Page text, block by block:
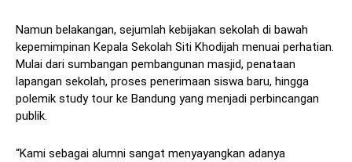
Namun belakangan, sejumlah kebijakan sekolah di bawah
kepemimpinan Kepala Sekolah Siti Khodijah menuai perhatian.
Mulai dari sumbangan pembangunan masjid, penataan
lapangan sekolah, proses penerimaan siswa baru, hingga
polemik study tour ke Bandung yang menjadi perbincangan
publik.
“Kami sebagai alumni sangat menyayangkan adanya